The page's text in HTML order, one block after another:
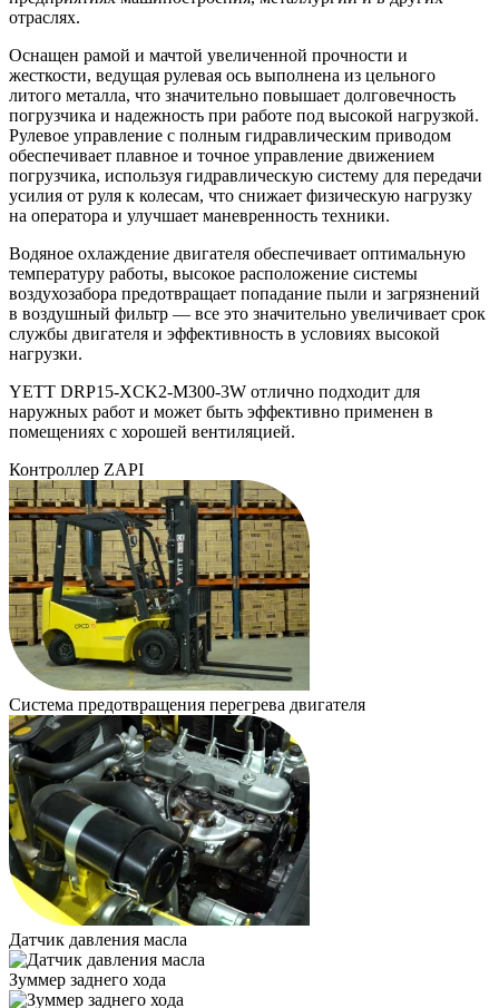
отраслях.
Оснащен рамой и мачтой увеличенной прочности и
жесткости, ведущая рулевая ось выполнена из цельного
литого металла, что значительно повышает долговечность
погрузчика и надежность при работе под высокой нагрузкой.
Рулевое управление с полным гидравлическим приводом
обеспечивает плавное и точное управление движением
погрузчика, используя гидравлическую систему для передачи
усилия от руля к колесам, что снижает физическую нагрузку
на оператора и улучшает маневренность техники.
Водяное охлаждение двигателя обеспечивает оптимальную
температуру работы, высокое расположение системы
воздухозабора предотвращает попадание пыли и загрязнений
в воздушный фильтр — все это значительно увеличивает срок
службы двигателя и эффективность в условиях высокой
нагрузки.
YETT DRP15-XCK2-M300-3W отлично подходит для
наружных работ и может быть эффективно применен в
помещениях с хорошей вентиляцией.
Контроллер ZAPI
Система предотвращения перегрева двигателя
Датчик давления масла
Зуммер заднего хода